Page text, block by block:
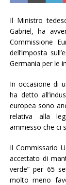
Il Ministro
Gabriel, ha
Commissione
dell’imposta
Germania per le
In occasione di
ha detto
europea sono
relativa alla
ammesso che ci
Il Commissario
accettato di
verde” per 65
molto meno